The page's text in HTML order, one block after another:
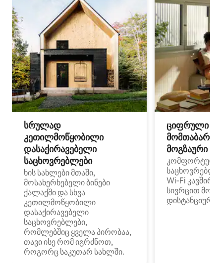
სრულად
კეთილმოწყობილი
დასაქირავებელი
საცხოვრებლები
ხის სახლები მთაში,
მოსახერხებელი ბინები
ქალაქში და სხვა
კეთილმოწყობილი
დასაქირავებელი
საცხოვრებლები,
რომლებშიც ყველა პირობაა,
თავი ისე რომ იგრძნოთ,
როგორც საკუთარ სახლში.
ციფრული
მოგზაური
კომფორტული
Wi‑Fi
სივრცით
დისტანციური